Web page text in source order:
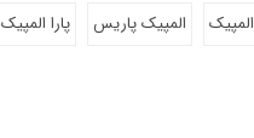
المپیک المپیک پاریس پارا المپیک